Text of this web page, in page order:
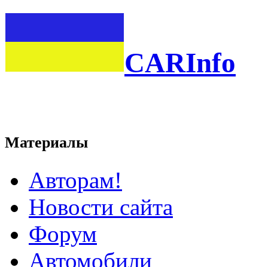
CARInfo
Материалы
Авторам!
Новости сайта
Форум
Автомобили